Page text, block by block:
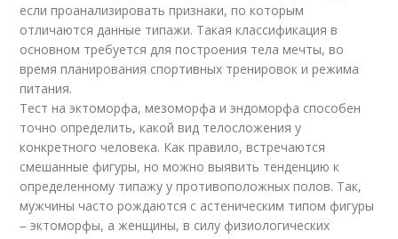
если проанализировать признаки, по которым
отличаются данные типажи. Такая классификация в
основном требуется для построения тела мечты, во
время планирования спортивных тренировок и режима
питания.
Тест на эктоморфа, мезоморфа и эндоморфа способен
точно определить, какой вид телосложения у
конкретного человека. Как правило, встречаются
смешанные фигуры, но можно выявить тенденцию к
определенному типажу у противоположных полов. Так,
мужчины часто рождаются с астеническим типом фигуры
– эктоморфы, а женщины, в силу физиологических